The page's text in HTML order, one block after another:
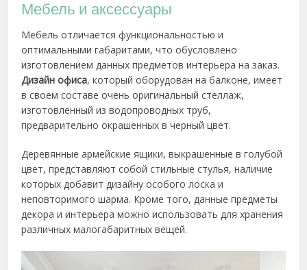
Мебель и аксессуары
Мебель отличается функциональностью и
оптимальными габаритами, что обусловлено
изготовлением данных предметов интерьера на заказ.
Дизайн офиса, который оборудован на балконе, имеет
в своем составе очень оригинальный стеллаж,
изготовленный из водопроводных труб,
предварительно окрашенных в черный цвет.
Деревянные армейские ящики, выкрашенные в голубой
цвет, представляют собой стильные стулья, наличие
которых добавит дизайну особого лоска и
неповторимого шарма. Кроме того, данные предметы
декора и интерьера можно использовать для хранения
различных малогабаритных вещей.